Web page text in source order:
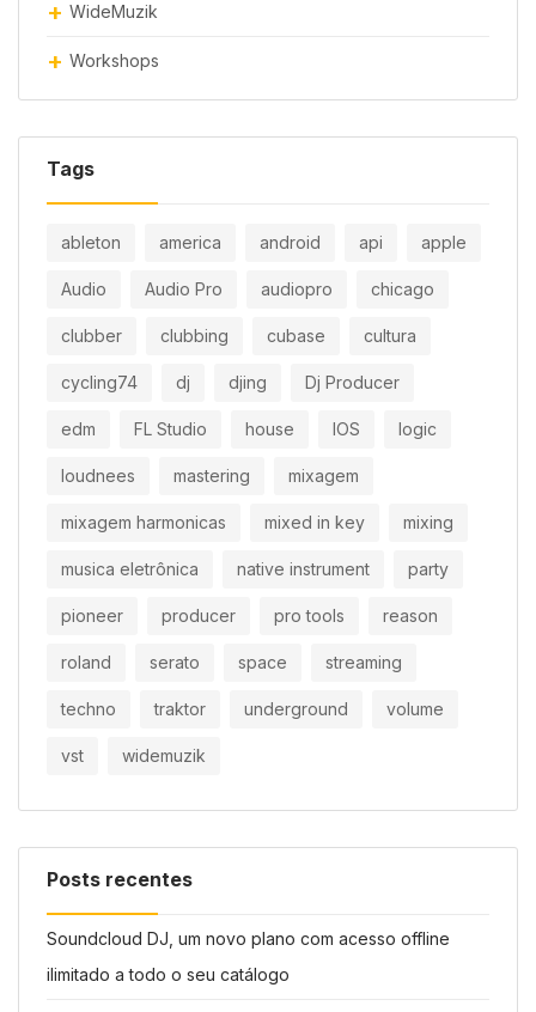
WideMuzik
Workshops
Tags
ableton america android api apple
Audio Audio Pro audiopro chicago
clubber clubbing cubase cultura
cycling74 dj djing Dj Producer
edm FL Studio house IOS logic
loudnees mastering mixagem
mixagem harmonicas mixed in key mixing
musica eletrônica native instrument party
pioneer producer pro tools reason
roland serato space streaming
techno traktor underground volume
vst widemuzik
Posts recentes
Soundcloud DJ, um novo plano com acesso offline
ilimitado a todo o seu catálogo